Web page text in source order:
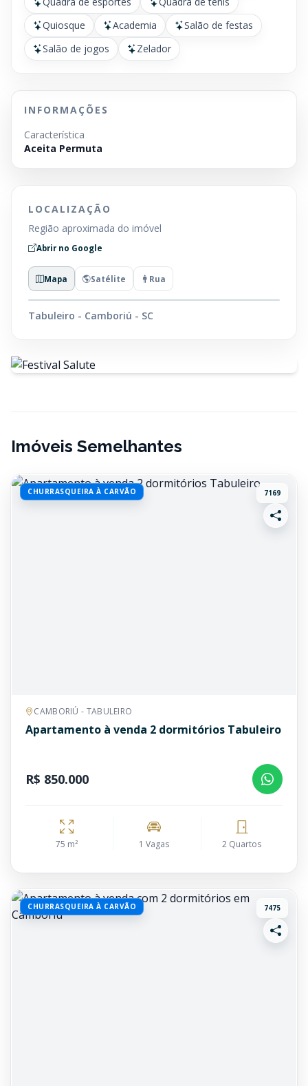
Quiosque
Academia
Salão de festas
Salão de jogos
Zelador
INFORMAÇÕES
Característica
Aceita Permuta
LOCALIZAÇÃO
Região aproximada do imóvel
Abrir no Google
Mapa Satélite Rua
Tabuleiro - Camboriú - SC
Imóveis Semelhantes
CHURRASQUEIRA À CARVÃO 7169
CAMBORIÚ - TABULEIRO
Apartamento à venda 2 dormitórios Tabuleiro
R$ 850.000
75 m² 1 Vagas 2 Quartos
CHURRASQUEIRA À CARVÃO 7475